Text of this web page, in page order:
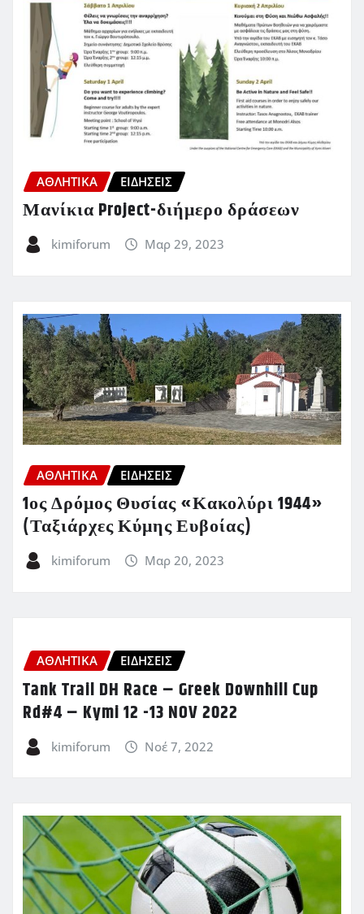
ΑΘΛΗΤΙΚΑ ΕΙΔΗΣΕΙΣ
Μανίκια Project-διήμερο δράσεων
kimiforum Μαρ 29, 2023
ΑΘΛΗΤΙΚΑ ΕΙΔΗΣΕΙΣ
1ος Δρόμος Θυσίας «Κακολύρι 1944»
(Ταξιάρχες Κύμης Ευβοίας)
kimiforum Μαρ 20, 2023
ΑΘΛΗΤΙΚΑ ΕΙΔΗΣΕΙΣ
Tank Trail DH Race – Greek Downhill Cup
Rd#4 – Kymi 12 -13 NOV 2022
kimiforum Νοέ 7, 2022